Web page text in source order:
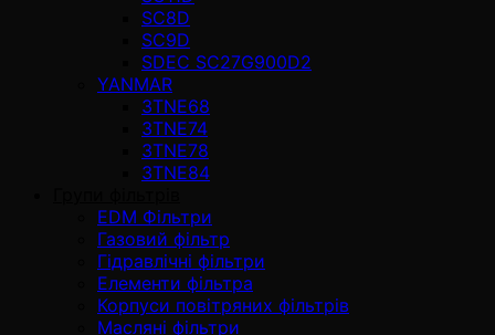
SC8D
SC9D
SDEC SC27G900D2
YANMAR
3TNE68
3TNE74
3TNE78
3TNE84
EDM Фільтри
Газовий фільтр
Гідравлічні фільтри
Елементи фільтра
Корпуси повітряних фільтрів
Масляні фільтри